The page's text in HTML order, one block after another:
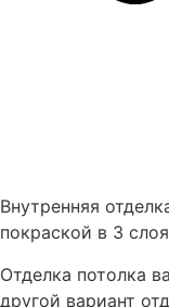
Внутренняя
покраской в 3
Отделка потолка
другой вариант